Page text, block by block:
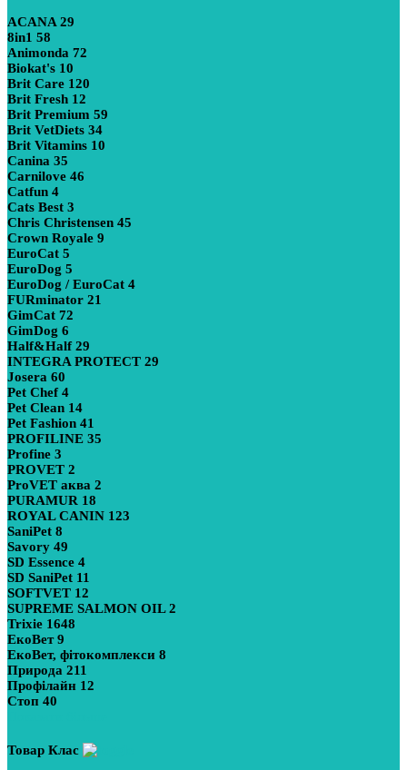
ACANA29
8in1 58
Animonda 72
Biokat's 10
Brit Care 120
Brit Fresh 12
Brit Premium 59
Brit VetDiets 34
Brit Vitamins 10
Canina 35
Carnilove 46
Catfun 4
Cats Best 3
Chris Christensen 45
Crown Royale 9
EuroCat 5
EuroDog 5
EuroDog / EuroCat 4
FURminator 21
GimCat 72
GimDog 6
Half&Half 29
INTEGRA PROTECT 29
Josera 60
Pet Chef 4
Pet Clean 14
Pet Fashion 41
PROFILINE 35
Profine 3
PROVET 2
ProVET аква 2
PURAMUR 18
ROYAL CANIN 123
SaniPet 8
Savory 49
SD Essence 4
SD SaniPet 11
SOFTVET 12
SUPREME SALMON OIL2
Trixie 1648
ЕкоВет9
ЕкоВет, фітокомплекси 8
Природа 211
Профілайн 12
Стоп 40
Товар Клас